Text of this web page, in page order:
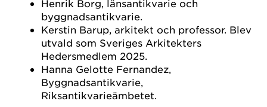
Henrik Borg, länsantikvarie och
byggnadsantikvarie.
Kerstin Barup, arkitekt och professor. Blev
utvald som Sveriges Arkitekters
Hedersmedlem 2025.
Hanna Gelotte Fernandez,
Byggnadsantikvarie,
Riksantikvarieämbetet.